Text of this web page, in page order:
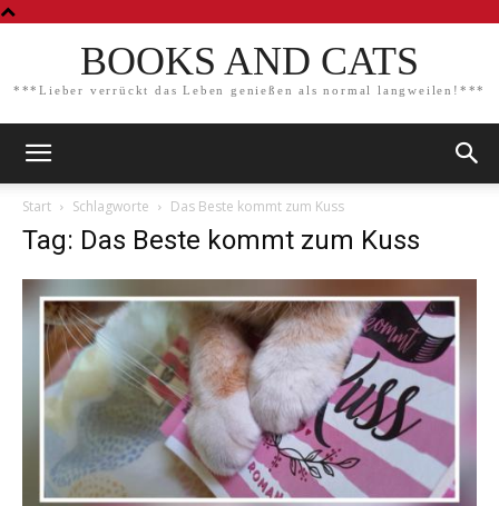
BOOKS AND CATS
***Lieber verrückt das Leben genießen als normal langweilen!***
Start Schlagworte Das Beste kommt zum Kuss
Tag: Das Beste kommt zum Kuss